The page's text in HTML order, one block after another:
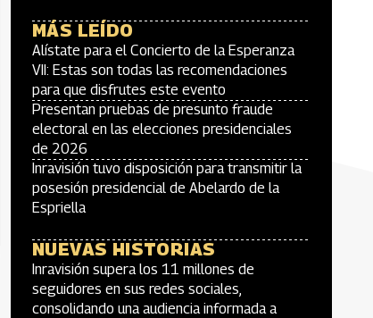
MÁS LEÍDO
Alístate para el Concierto de la Esperanza
VII: Estas son todas las recomendaciones
para que disfrutes este evento
Presentan pruebas de presunto fraude
electoral en las elecciones presidenciales
de 2026
Inravisión tuvo disposición para transmitir la
posesión presidencial de Abelardo de la
Espriella
NUEVAS HISTORIAS
Inravisión supera los 11 millones de
seguidores en sus redes sociales,
consolidando una audiencia informada a